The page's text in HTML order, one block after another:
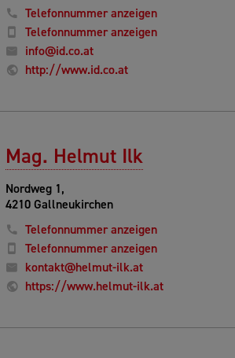
Telefonnummer anzeigen
Telefonnummer anzeigen
info@id.co.at
http://www.id.co.at
Mag. Helmut Ilk
Nordweg 1,
4210 Gallneukirchen
Telefonnummer anzeigen
Telefonnummer anzeigen
kontakt@helmut-ilk.at
https://www.helmut-ilk.at